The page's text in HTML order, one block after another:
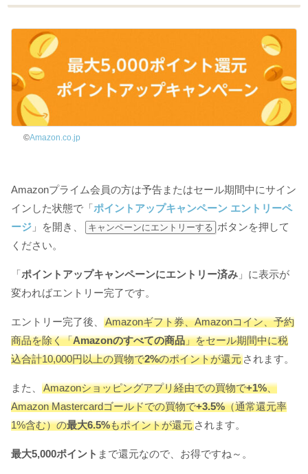
©Amazon.co.jp
Amazonプライム会員の方は予告またはセール期間中にサイン
インした状態で「ポイントアップキャンペーン エントリーペ
ージ 」を開き、 キャンペーンにエントリーする ボタンを押して
ください。
「ポイントアップキャンペーンにエントリー済み 」に表示が
変わればエントリー完了です。
エントリー完了後、 Amazonギフト券、Amazonコイン、予約
商品を除く「Amazonのすべての商品」をセール期間中に税
込合計10,000円以上の買物で2%のポイントが還元されます。
また、 Amazonショッピングアプリ経由での買物で+1%、
Amazon Mastercardゴールドでの買物で+3.5%（通常還元率
1%含む）の最大6.5%もポイントが還元されます。
最大5,000ポイント まで還元なので、お得ですね～。